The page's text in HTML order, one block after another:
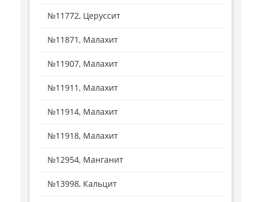
№11772, Церуссит
№11871, Малахит
№11907, Малахит
№11911, Малахит
№11914, Малахит
№11918, Малахит
№12954, Манганит
№13998, Кальцит